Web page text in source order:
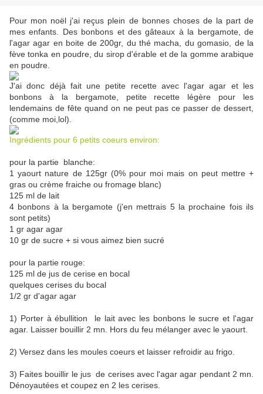
Pour mon noël j'ai reçus plein de bonnes choses de la part de
mes enfants. Des bonbons et des gâteaux à la bergamote, de
l'agar agar en boite de 200gr, du thé macha, du gomasio, de la
fève tonka en poudre, du sirop d'érable et de la gomme arabique
en poudre.
J'ai donc déjà fait une petite recette avec l'agar agar et les
bonbons à la bergamote, petite recette légère pour les
lendemains de fête quand on ne peut pas ce passer de dessert,
(comme moi,lol).
Ingrédients pour 6 petits coeurs environ:
pour la partie blanche:
1 yaourt nature de 125gr (0% pour moi mais on peut mettre +
gras ou crème fraiche ou fromage blanc)
125 ml de lait
4 bonbons à la bergamote (j'en mettrais 5 la prochaine fois ils
sont petits)
1 gr agar agar
10 gr de sucre + si vous aimez bien sucré
pour la partie rouge:
125 ml de jus de cerise en bocal
quelques cerises du bocal
1/2 gr d'agar agar
1) Porter à ébullition le lait avec les bonbons le sucre et l'agar
agar. Laisser bouillir 2 mn. Hors du feu mélanger avec le yaourt.
2) Versez dans les moules coeurs et laisser refroidir au frigo.
3) Faites bouillir le jus de cerises avec l'agar agar pendant 2 mn.
Dénoyautées et coupez en 2 les cerises.